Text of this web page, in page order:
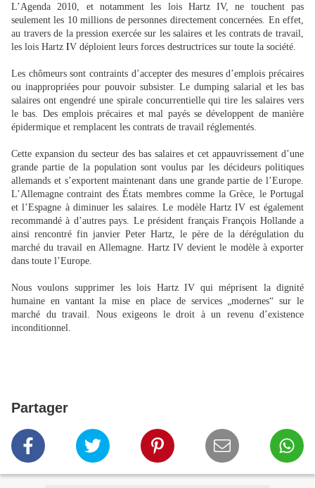
L’Agenda 2010, et notamment les lois Hartz IV, ne touchent pas
seulement les 10 millions de personnes directement concernées. En effet,
au travers de la pression exercée sur les salaires et les contrats de travail,
les lois Hartz IV déploient leurs forces destructrices sur toute la société.
Les chômeurs sont contraints d’accepter des mesures d’emplois précaires
ou inappropriées pour pouvoir subsister. Le dumping salarial et les bas
salaires ont engendré une spirale concurrentielle qui tire les salaires vers
le bas. Des emplois précaires et mal payés se développent de manière
épidermique et remplacent les contrats de travail réglementés.
Cette expansion du secteur des bas salaires et cet appauvrissement d’une
grande partie de la population sont voulus par les décideurs politiques
allemands et s’exportent maintenant dans une grande partie de l’Europe.
L’Allemagne contraint des États membres comme la Grèce, le Portugal
et l’Espagne à diminuer les salaires. Le modèle Hartz IV est également
recommandé à d’autres pays. Le président français François Hollande a
ainsi rencontré fin janvier Peter Hartz, le père de la dérégulation du
marché du travail en Allemagne. Hartz IV devient le modèle à exporter
dans toute l’Europe.
Nous voulons supprimer les lois Hartz IV qui méprisent la dignité
humaine en vantant la mise en place de services „modernes“ sur le
marché du travail. Nous exigeons le droit à un revenu d’existence
inconditionnel.
Partager